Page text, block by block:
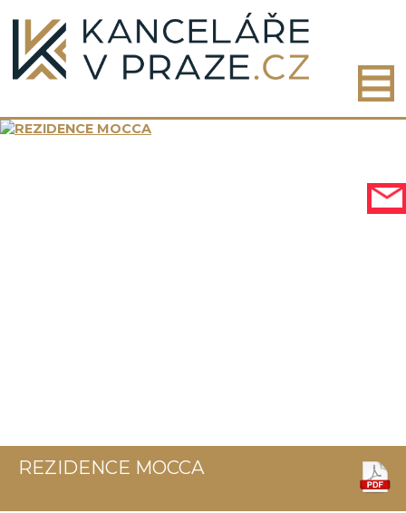
REZIDENCE MOCCA